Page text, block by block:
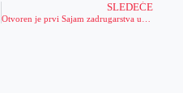
SLEDEĆE